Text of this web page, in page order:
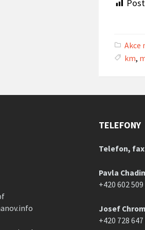
Akce
km,
TELEFONY
Telefon,
Pavla
+420 602 509
Josef
+420 728 647